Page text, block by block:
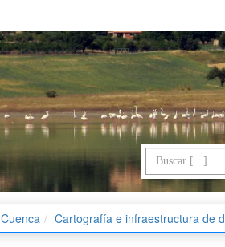
Cuenca Cartografía e infraestructura de